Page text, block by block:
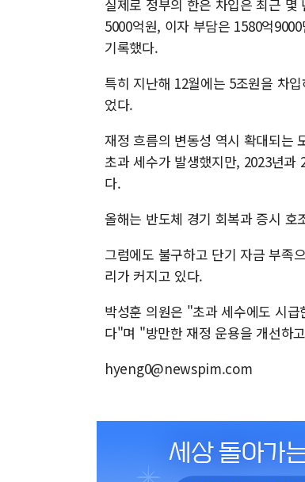
실제로 정부의 한은 차입은 최근
5000억원, 이자 부담은 1580억
기록했다.
특히 지난해 12월에는 5조원을 차
었다.
재정 흐름의 변동성 역시 확대되는
초과 세수가 발생했지만, 2023년과
다.
올해는 반도체 경기 회복과 증시
그럼에도 불구하고 단기 자금 부족
리가 커지고 있다.
박성훈 의원은 "초과 세수에도 시
다"며 "방만한 재정 운용을 개선하
hyeng0@newspim.com